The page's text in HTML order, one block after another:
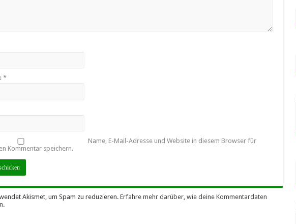
*
Name, E-Mail-Adresse und Website in diesem Browser für
Kommentar speichern.
Akismet, um Spam zu reduzieren. Erfahre mehr darüber, wie deine Kommentardaten
.